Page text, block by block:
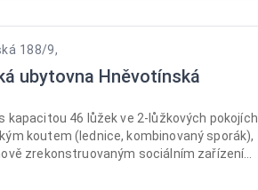
188/9,
ubytovna Hněvotínská
kapacitou 46 lůžek ve 2-lůžkových pokojích
koutem (lednice, kombinovaný sporák),
zrekonstruovaným sociálním zařízením